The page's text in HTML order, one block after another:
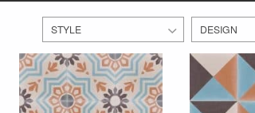
STYLE DESIGN